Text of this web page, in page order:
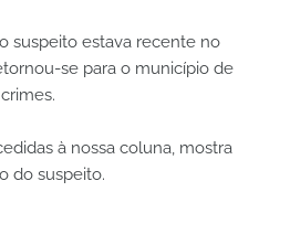
suspeito estava recente no
se para o município de
à nossa coluna, mostra
do suspeito.